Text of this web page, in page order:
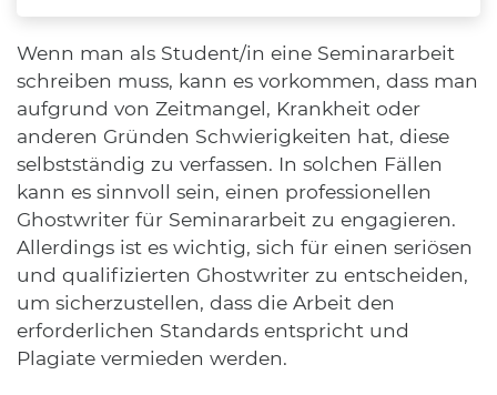
Wenn man als Student/in eine Seminararbeit
schreiben muss, kann es vorkommen, dass man
aufgrund von Zeitmangel, Krankheit oder
anderen Gründen Schwierigkeiten hat, diese
selbstständig zu verfassen. In solchen Fällen
kann es sinnvoll sein, einen professionellen
Ghostwriter für Seminararbeit zu engagieren.
Allerdings ist es wichtig, sich für einen seriösen
und qualifizierten Ghostwriter zu entscheiden,
um sicherzustellen, dass die Arbeit den
erforderlichen Standards entspricht und
Plagiate vermieden werden.